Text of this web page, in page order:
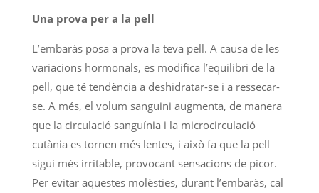
Una prova per a la pell
L’embaràs posa a prova la teva pell. A causa de les
variacions hormonals, es modifica l’equilibri de la
pell, que té tendència a deshidratar-se i a ressecar-
se. A més, el volum sanguini augmenta, de manera
que la circulació sanguínia i la microcirculació
cutània es tornen més lentes, i això fa que la pell
sigui més irritable, provocant sensacions de picor.
Per evitar aquestes molèsties, durant l’embaràs, cal